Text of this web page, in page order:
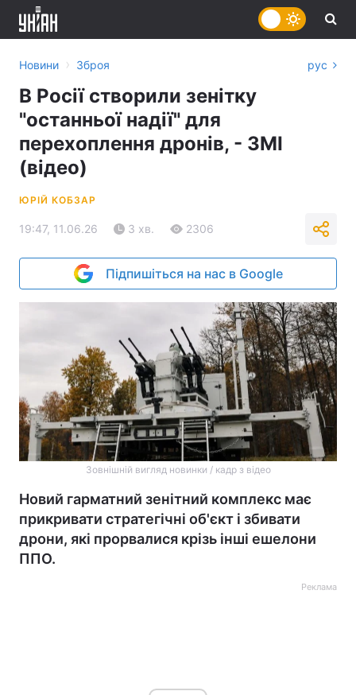
Новини › Зброя рус
В Росії створили зенітку
"останньої надії" для
перехоплення дронів, - ЗМІ
(відео)
ЮРІЙ КОБЗАР
19:47, 11.06.26 3 хв. 2306
Підпишіться на нас в Google
Зовнішній вигляд новинки / кадр з відео
Новий гарматний зенітний комплекс має
прикривати стратегічні об'єкт і збивати
дрони, які прорвалися крізь інші ешелони
ППО.
Реклама